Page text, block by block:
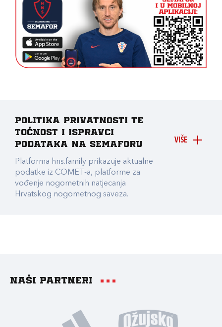
VIŠE
Politika privatnosti te
točnost i ispravci
podataka na Semaforu
Platforma hns.family prikazuje aktualne
podatke iz COMET-a, platforme za
vođenje nogometnih natjecanja
Hrvatskog nogometnog saveza.
Naši partneri